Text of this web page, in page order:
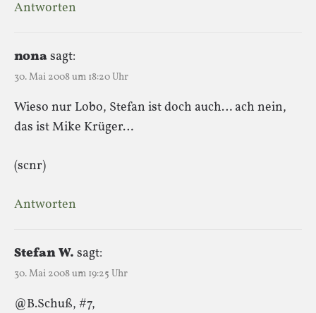
Antworten
nonasagt:
30. Mai 2008 um 18:20 Uhr
Wieso nur Lobo, Stefan ist doch auch… ach nein,
das ist Mike Krüger…
(scnr)
Antworten
Stefan W. sagt:
30. Mai 2008 um 19:25 Uhr
@B.Schuß, #7,